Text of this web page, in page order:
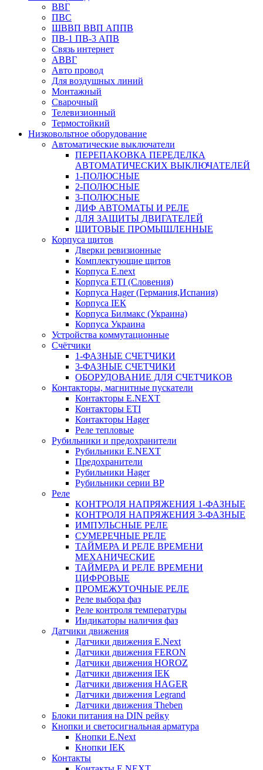
ВВГ
ПВС
ШВВП ВВП АППВ
ПВ-1 ПВ-3 АПВ
Связь интернет
АВВГ
Авто провод
Для воздушных линий
Монтажный
Сварочный
Телевизионный
Термостойкий
Низковольтное оборудование
Автоматические выключатели
ПЕРЕПАКОВКА ПЕРЕДЕЛКА
АВТОМАТИЧЕСКИХ ВЫКЛЮЧАТЕЛЕЙ
1-ПОЛЮСНЫЕ
2-ПОЛЮСНЫЕ
3-ПОЛЮСНЫЕ
ДИФ АВТОМАТЫ И РЕЛЕ
ДЛЯ ЗАЩИТЫ ДВИГАТЕЛЕЙ
ЩИТОВЫЕ ПРОМЫШЛЕННЫЕ
Корпуса щитов
Дверки ревизионные
Комплектующие щитов
Корпуса E.next
Корпуса ETI (Словения)
Корпуса Hager (Германия,Испания)
Корпуса ІЕК
Корпуса Билмакс (Украина)
Корпуса Украина
Устройства коммутационные
Счётчики
1-ФАЗНЫЕ СЧЕТЧИКИ
3-ФАЗНЫЕ СЧЕТЧИКИ
ОБОРУДОВАНИЕ ДЛЯ СЧЕТЧИКОВ
Контакторы, магнитные пускатели
Контакторы E.NEXT
Контакторы ETI
Контакторы Hager
Реле тепловые
Рубильники и предохранители
Рубильники E.NEXT
Предохранители
Рубильники Hager
Рубильники серии ВР
Реле
КОНТРОЛЯ НАПРЯЖЕНИЯ 1-ФАЗНЫЕ
КОНТРОЛЯ НАПРЯЖЕНИЯ 3-ФАЗНЫЕ
ИМПУЛЬСНЫЕ РЕЛЕ
СУМЕРЕЧНЫЕ РЕЛЕ
ТАЙМЕРА И РЕЛЕ ВРЕМЕНИ
МЕХАНИЧЕСКИЕ
ТАЙМЕРА И РЕЛЕ ВРЕМЕНИ
ЦИФРОВЫЕ
ПРОМЕЖУТОЧНЫЕ РЕЛЕ
Реле выбора фаз
Реле контроля температуры
Индикаторы наличия фаз
Датчики движения
Датчики движения E.Next
Датчики движения FERON
Датчики движения HOROZ
Датчики движения ІЕК
Датчики движения HAGER
Датчики движения Legrand
Датчики движения Theben
Блоки питания на DIN рейку
Кнопки и светосигнальная арматура
Кнопки E.Next
Кнопки IEK
Контакты